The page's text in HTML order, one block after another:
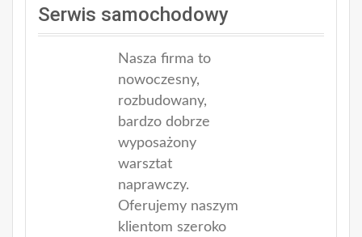
Serwis samochodowy
Nasza firma to
nowoczesny,
rozbudowany,
bardzo dobrze
wyposażony
warsztat
naprawczy.
Oferujemy naszym
klientom szeroko